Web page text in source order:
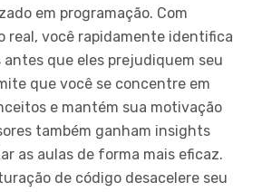
em programação. Com
real, você rapidamente identifica
que eles prejudiquem seu
que você se concentre em
e mantém sua motivação
também ganham insights
as aulas de forma mais eficaz.
de código desacelere seu